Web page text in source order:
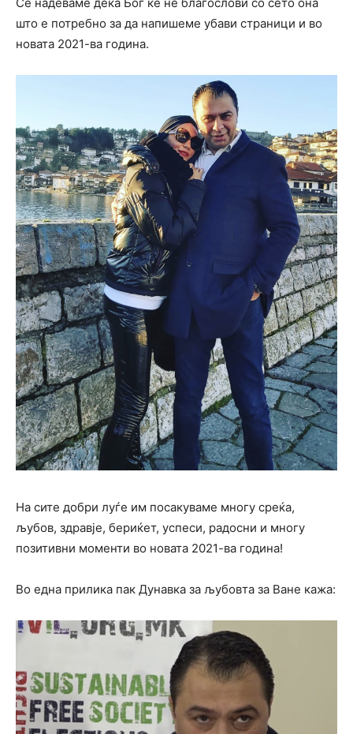
што е потребно за да напишеме убави страници и во
новата 2021-ва година.
На сите добри луѓе им посакуваме многу среќа,
љубов, здравје, бериќет, успеси, радосни и многу
позитивни моменти во новата 2021-ва година!
Во една прилика пак Дунавка за љубовта за Ване кажа: